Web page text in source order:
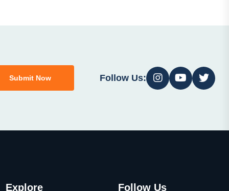
Submit Now Follow Us:
Explore Follow Us